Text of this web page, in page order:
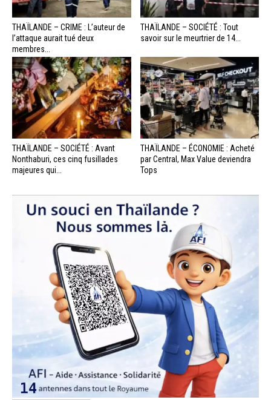
THAÏLANDE – CRIME : L’auteur de
l’attaque aurait tué deux
membres...
THAÏLANDE – SOCIÉTÉ : Tout
savoir sur le meurtrier de 14...
THAÏLANDE – SOCIÉTÉ : Avant
Nonthaburi, ces cinq fusillades
majeures qui...
THAÏLANDE – ÉCONOMIE : Acheté
par Central, Max Value deviendra
Tops